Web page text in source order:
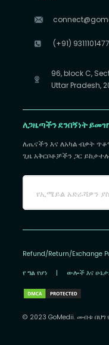
(+91) 9311101477
96, block C,
Uttar Pradesh,
ለጋዜጣችን ደንበኝነት
ለጤናችን እና ለአካል ብቃት
ጊዜ አቅርቦቶቻችን ጋር ይከታተሉ
Refund/Return/Exchange
የ ግል የሆነ | ውሎች እና
© 2023 GoMedii. መብቱ በህግ